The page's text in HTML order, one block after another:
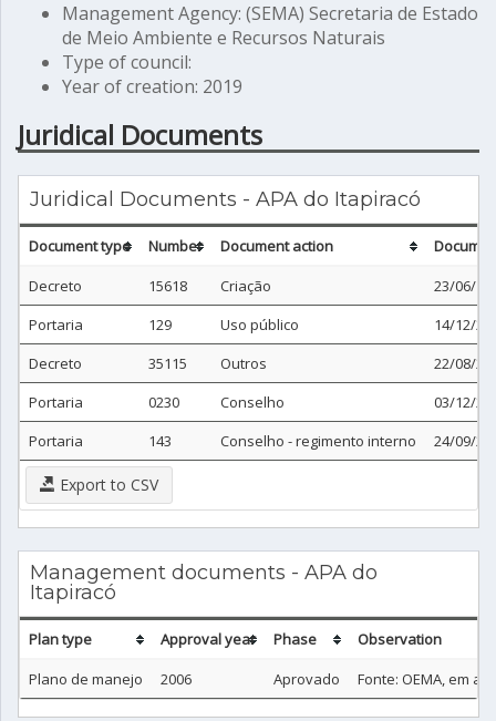
Management Agency: (SEMA) Secretaria de Estado
de Meio Ambiente e Recursos Naturais
Type of council:
Year of creation: 2019
Juridical Documents
Juridical Documents - APA do Itapiracó
Document type Number Document action
Decreto
15618 Criação
23/06/
Portaria
129 Uso público
14/12/
Decreto
35115 Outros
22/08/
Portaria
0230 Conselho
03/12/
Portaria
143 Conselho - regimento interno 24/09/
Export to CSV
Management documents - APA do
Itapiracó
Plan type Approval year Phase
Observation
Plano de manejo
2006 Aprovado Fonte: OEMA, em